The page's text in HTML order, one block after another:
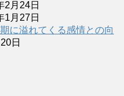
2月24日
1月27日
に溢れてくる感情との向
日